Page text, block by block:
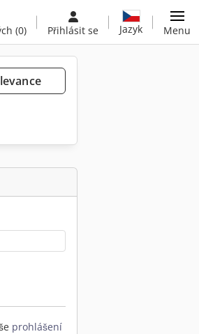
(0) Přihlásit se Jazyk Menu
prohlášení